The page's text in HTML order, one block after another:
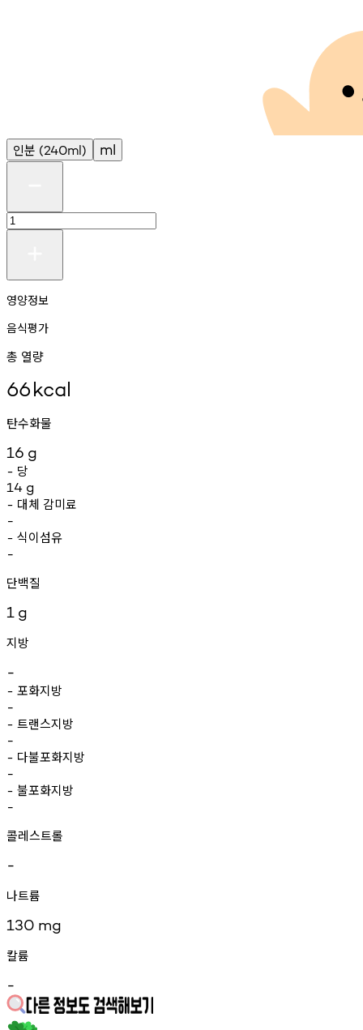
인분 (240ml) ml
영양정보
음식평가
총 열량
66kcal
탄수화물
16 g
- 당
14 g
- 대체 감미료
-
- 식이섬유
-
단백질
1 g
지방
-
- 포화지방
-
- 트랜스지방
-
- 다불포화지방
-
- 불포화지방
-
콜레스트롤
-
나트륨
130 mg
칼륨
-